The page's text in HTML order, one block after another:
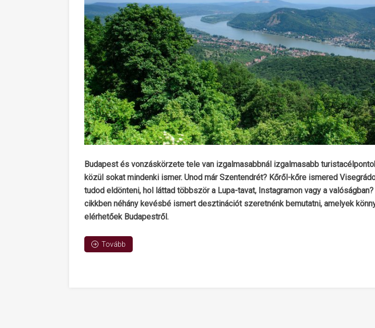
Budapest és vonzáskörzete tele van izgalmasabbnál izgalmasabb
közül sokat mindenki ismer. Unod már Szentendrét? Kőről-kőre ismered
tudod eldönteni, hol láttad többször a Lupa-tavat, Instagramon vagy a valóságban?
cikkben néhány kevésbé ismert desztinációt szeretnénk bemutatni, amelyek
elérhetőek Budapestről.
Tovább